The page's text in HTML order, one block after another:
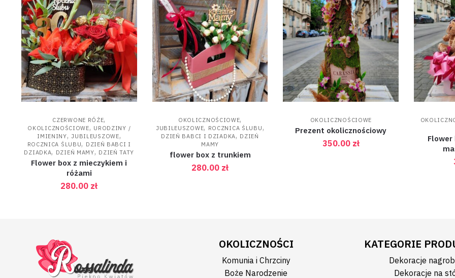
CZERWONE RÓŻE,
OKOLICZNOŚCIOWE, URODZINY /
IMIENINY,JUBILEUSZOWE,
ROCZNICA ŚLUBU, DZIEŃ BABCI I
DZIADKA, DZIEŃ MAMY, DZIEŃ TATY
Flower box z mieczykiem i
różami
280.00 zł
OKOLICZNOŚCIOWE,
JUBILEUSZOWE, ROCZNICA ŚLUBU,
DZIEŃ BABCI I DZIADKA, DZIEŃ
MAMY
flower box z trunkiem
280.00 zł
OKOLICZNOŚCIOWE
Prezent okolicznościowy
350.00 zł
Flower
OKOLICZNOŚCI
Komunia i Chrzciny
Boże Narodzenie
KATEGORIE
Dekoracje
Dekoracje na